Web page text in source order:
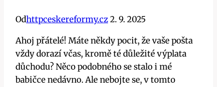
Odhttpceskereformy.cz2. 9. 2025
Ahoj přátelé! Máte někdy pocit, že vaše pošta
vždy dorazí včas, ⁣kromě té⁢ důležité výplata
důchodu? Něco podobného se stalo i mé
babičce nedávno. Ale nebojte se, v ‍tomto